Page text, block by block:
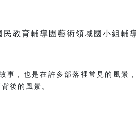
教育輔導團藝術領域國小組輔
事，也是在許多部落裡常見的風景
後的風景。